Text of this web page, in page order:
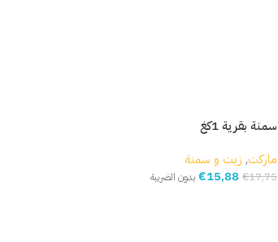
سمنة بقرية 1كغ
ماركت, زيت و سمنة
€17,75
€15,88 بدون الضريبة